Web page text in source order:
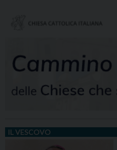
IL VESCOVO